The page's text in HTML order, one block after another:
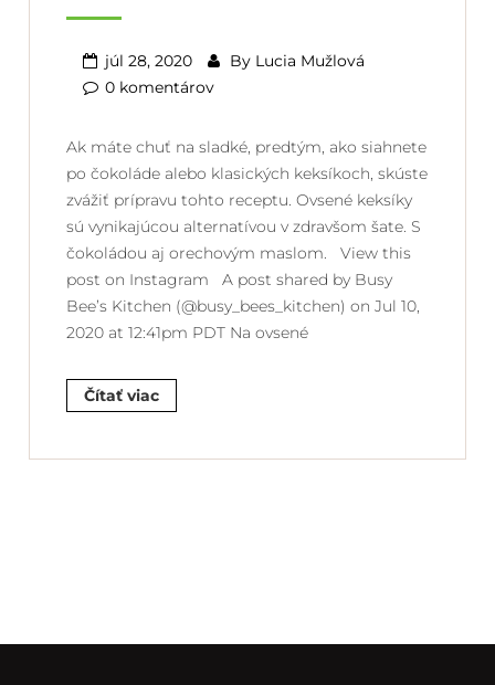
júl 28, 2020 By Lucia Mužlová
0 komentárov
Ak máte chuť na sladké, predtým, ako siahnete
po čokoláde alebo klasických keksíkoch, skúste
zvážiť prípravu tohto receptu. Ovsené keksíky
sú vynikajúcou alternatívou v zdravšom šate. S
čokoládou aj orechovým maslom. View this
post on Instagram A post shared by Busy
Bee’s Kitchen (@busy_bees_kitchen) on Jul 10,
2020 at 12:41pm PDT Na ovsené
Čítať viac